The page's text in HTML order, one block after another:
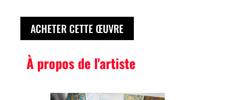
ACHETER CETTE ŒUVRE
À propos de l'artiste